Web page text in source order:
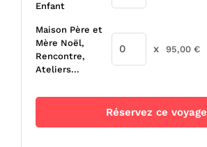
Enfant
Maison Père et
Mère Noël,
Rencontre,
Ateliers...
x 95,00 €
Réservez ce voyage